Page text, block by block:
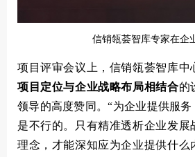
信销瓴荟智库专家在企
项目评审会议上，信销瓴荟智库中
项目定位与企业战略布局相结合的
领导的高度赞同。“为企业提供服
是不行的。只有精准透析企业发展
理念，才能深知应为企业提供什么